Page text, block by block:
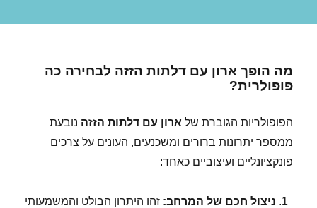
מה הופך ארון עם דלתות הזזה לבחירה כה
פופולרית?
הפופולריות הגוברת של ארון עם דלתות הזזה נובעת
ממספר יתרונות ברורים ומשכנעים, העונים על צרכים
פונקציונליים ועיצוביים כאחד:
ניצול חכם של המרחב: זהו היתרון הבולט והמשמעותי